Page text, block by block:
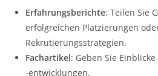
Erfahrungsberichte: Teilen Sie
erfolgreichen Platzierungen
Rekrutierungsstrategien.
Fachartikel: Geben Sie
-entwicklungen.